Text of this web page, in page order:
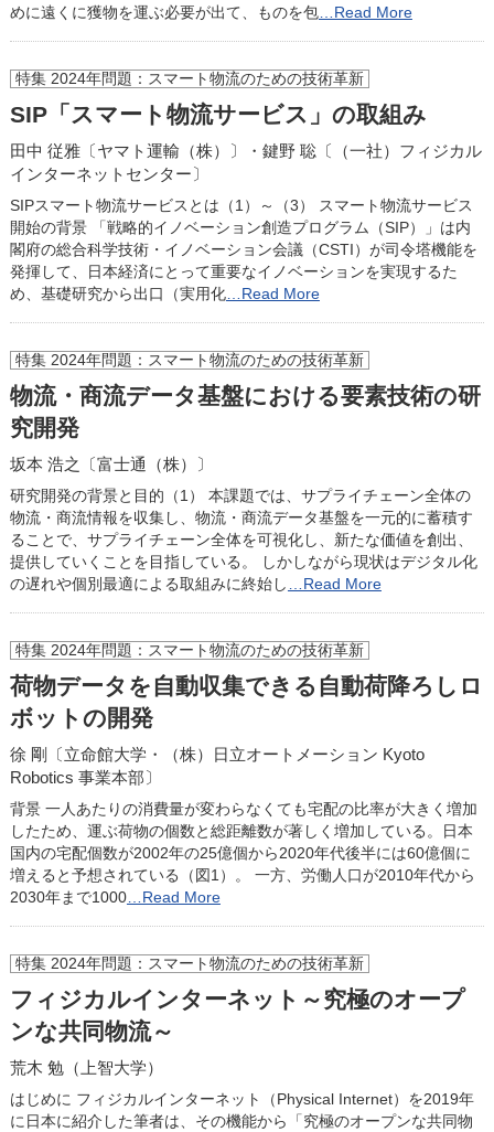
めに遠くに獲物を運ぶ必要が出て、ものを包…Read More
特集 2024年問題：スマート物流のための技術革新
SIP「スマート物流サービス」の取組み
田中 従雅〔ヤマト運輸（株）〕・鍵野 聡〔（一社）フィジカル
インターネットセンター〕
SIPスマート物流サービスとは（1）～（3） スマート物流サービス
開始の背景 「戦略的イノベーション創造プログラム（SIP）」は内
閣府の総合科学技術・イノベーション会議（CSTI）が司令塔機能を
発揮して、日本経済にとって重要なイノベーションを実現するた
め、基礎研究から出口（実用化…Read More
特集 2024年問題：スマート物流のための技術革新
物流・商流データ基盤における要素技術の研
究開発
坂本 浩之〔富士通（株）〕
研究開発の背景と目的（1） 本課題では、サプライチェーン全体の
物流・商流情報を収集し、物流・商流データ基盤を一元的に蓄積す
ることで、サプライチェーン全体を可視化し、新たな価値を創出、
提供していくことを目指している。 しかしながら現状はデジタル化
の遅れや個別最適による取組みに終始し
…Read More
特集 2024年問題：スマート物流のための技術革新
荷物データを自動収集できる自動荷降ろしロ
ボットの開発
徐 剛〔立命館大学・（株）日立オートメーション Kyoto
Robotics 事業本部〕
背景 一人あたりの消費量が変わらなくても宅配の比率が大きく増加
したため、運ぶ荷物の個数と総距離数が著しく増加している。日本
国内の宅配個数が2002年の25億個から2020年代後半には60億個に
増えると予想されている（図1）。 一方、労働人口が2010年代から
2030年まで1000…Read More
特集 2024年問題：スマート物流のための技術革新
フィジカルインターネット～究極のオープ
ンな共同物流～
荒木 勉（上智大学）
はじめに フィジカルインターネット（Physical Internet）を2019年
に日本に紹介した筆者は、その機能から「究極のオープンな共同物